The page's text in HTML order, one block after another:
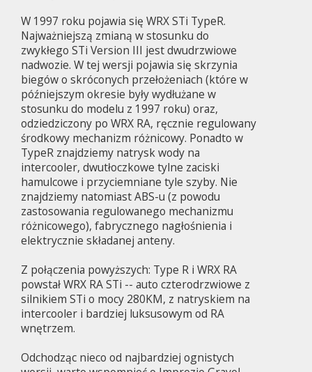
W 1997 roku pojawia się WRX STi TypeR.
Najważniejszą zmianą w stosunku do
zwykłego STi Version III jest dwudrzwiowe
nadwozie. W tej wersji pojawia się skrzynia
biegów o skróconych przełożeniach (które w
późniejszym okresie były wydłużane w
stosunku do modelu z 1997 roku) oraz,
odziedziczony po WRX RA, ręcznie regulowany
środkowy mechanizm różnicowy. Ponadto w
TypeR znajdziemy natrysk wody na
intercooler, dwutłoczkowe tylne zaciski
hamulcowe i przyciemniane tyle szyby. Nie
znajdziemy natomiast ABS-u (z powodu
zastosowania regulowanego mechanizmu
różnicowego), fabrycznego nagłośnienia i
elektrycznie składanej anteny.
Z połączenia powyższych: Type R i WRX RA
powstał WRX RA STi -- auto czterodrzwiowe z
silnikiem STi o mocy 280KM, z natryskiem na
intercooler i bardziej luksusowym od RA
wnętrzem.
Odchodząc nieco od najbardziej ognistych